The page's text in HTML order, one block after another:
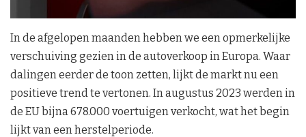
In de afgelopen maanden hebben we een opmerkelijke
verschuiving gezien in de autoverkoop in Europa. Waar
dalingen eerder de toon zetten, lijkt de markt nu een
positieve trend te vertonen. In augustus 2023 werden in
de EU bijna 678.000 voertuigen verkocht, wat het begin
lijkt van een herstelperiode.